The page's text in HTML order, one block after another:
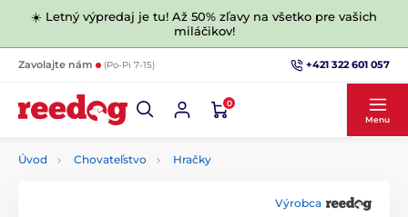
☀️ Letný výpredaj je tu! Až 50% zľavy na všetko pre vašich
miláčikov!
Zavolajte nám (Po-Pi 7-15) +421 322 601 057
0
Menu
Úvod Chovateľstvo Hračky
Výrobca